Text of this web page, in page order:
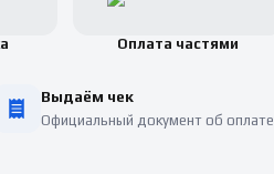
Оплата частями
Выдаём чек
Официальный документ об оплате